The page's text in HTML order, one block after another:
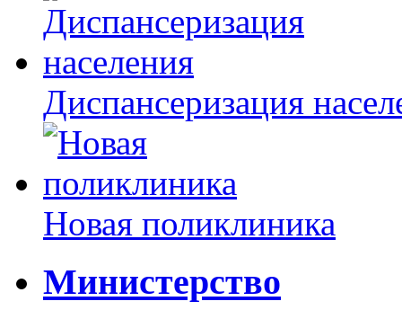
Диспансеризация
Новая поликлиника
Министерство